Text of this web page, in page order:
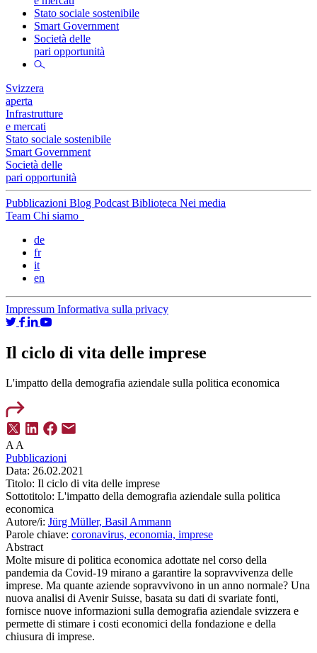
Stato sociale sostenibile
Smart Government
Società delle
pari opportunità
Svizzera
aperta
Infrastrutture
e mercati
Stato sociale sostenibile
Smart Government
Società delle
pari opportunità
Pubblicazioni Blog Podcast Biblioteca Nei media
Team Chi siamo
de
fr
it
en
Impressum Informativa sulla privacy
Il ciclo di vita delle imprese
L'impatto della demografia aziendale sulla politica economica
A A
Pubblicazioni
Data: 26.02.2021
Titolo: Il ciclo di vita delle imprese
Sottotitolo: L'impatto della demografia aziendale sulla politica
economica
Autore/i: Jürg Müller, Basil Ammann
Parole chiave: coronavirus, economia, imprese
Abstract
Molte misure di politica economica adottate nel corso della
pandemia da Covid-19 mirano a garantire la sopravvivenza delle
imprese. Ma quante aziende sopravvivono in un anno normale? Una
nuova analisi di Avenir Suisse, basata su dati di svariate fonti,
fornisce nuove informazioni sulla demografia aziendale svizzera e
permette di stimare i costi economici della fondazione e della
chiusura di imprese.